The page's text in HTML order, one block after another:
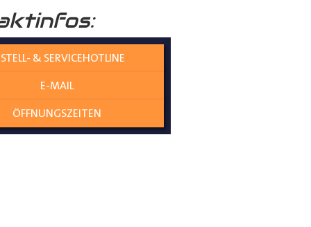
nicht nur die Umwelt schützt,
perfekt
gewährleistet eine
entstehen
und mit kaum Spiel zwischen
& SERVICEHOTLINE
E-MAIL
ÖFFNUNGSZEITEN